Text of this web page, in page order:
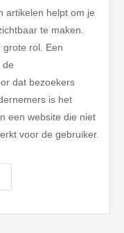
artikelen helpt om je
te maken.
grote rol. Een
de
dat bezoekers
is het
een website die niet
voor de gebruiker.